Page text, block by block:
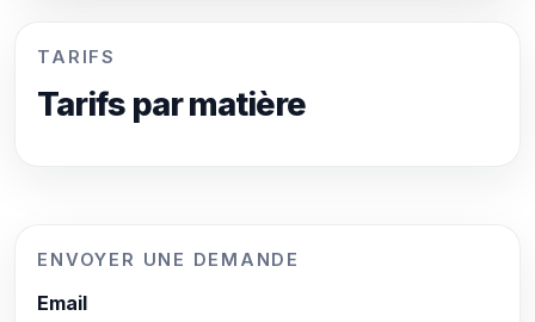
TARIFS
Tarifs par matière
ENVOYER UNE DEMANDE
Email